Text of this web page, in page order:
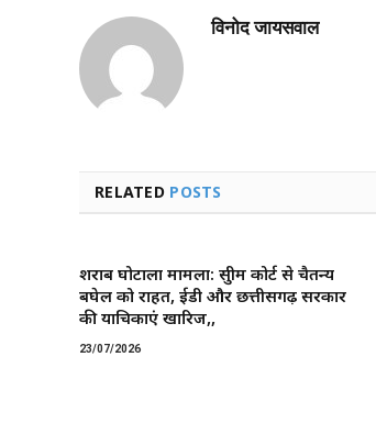
विनोद जायसवाल
RELATED POSTS
शराब घोटाला मामला: सुप्रीम कोर्ट से चैतन्य
बघेल को राहत, ईडी और छत्तीसगढ़ सरकार
की याचिकाएं खारिज,,
23/07/2026